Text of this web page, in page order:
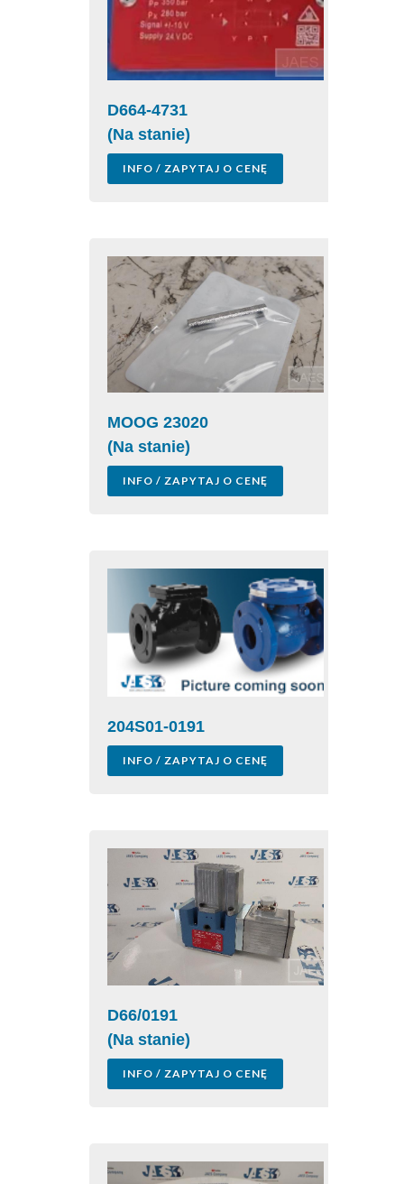
D664-4731
(Na stanie)
INFO / ZAPYTAJ O CENĘ
MOOG 23020
(Na stanie)
INFO / ZAPYTAJ O CENĘ
204S01-0191
INFO / ZAPYTAJ O CENĘ
D66/0191
(Na stanie)
INFO / ZAPYTAJ O CENĘ